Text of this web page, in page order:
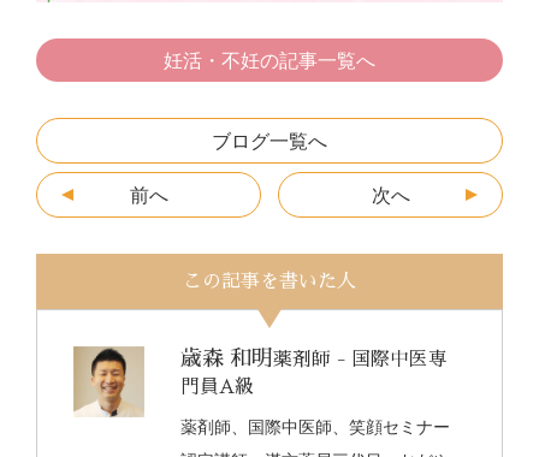
妊活・不妊の記事一覧へ
ブログ一覧へ
前へ 次へ
この記事を書いた人
歳森 和明薬剤師 - 国際中医専
門員A級
薬剤師、国際中医師、笑顔セミナー